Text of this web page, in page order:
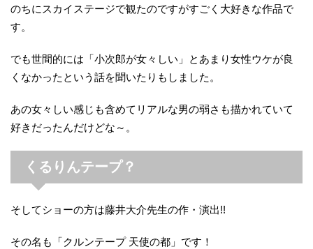
のちにスカイステージで観たのですがすごく大好きな作品で
す。
でも世間的には「小次郎が女々しい」とあまり女性ウケが良
くなかったという話を聞いたりもしました。
あの女々しい感じも含めてリアルな男の弱さも描かれていて
好きだったんだけどな～。
くるりんテープ？
そしてショーの方は藤井大介先生の作・演出!!
その名も「クルンテープ 天使の都」です！